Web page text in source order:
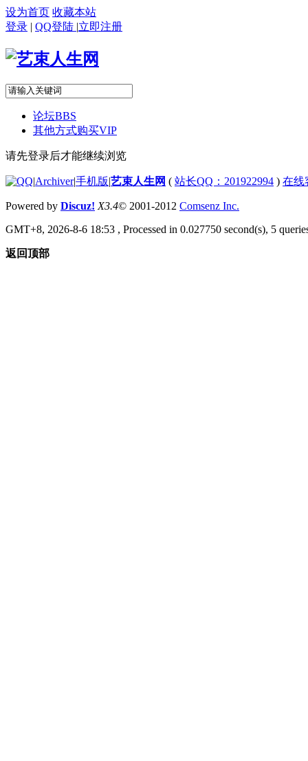
设为首页 收藏本站
登录 | QQ登陆 |立即注册
论坛BBS
其他方式购买VIP
请先登录后才能继续浏览
|Archiver|手机版|艺束人生网 ( 站长QQ：201922994 ) 在线
Powered by Discuz! X3.4© 2001-2012 Comsenz Inc.
GMT+8, 2026-8-6 18:53 , Processed in 0.027750 second(s), 5
返回顶部